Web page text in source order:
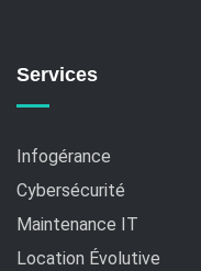
Services
Infogérance
Cybersécurité
Maintenance IT
Location Évolutive